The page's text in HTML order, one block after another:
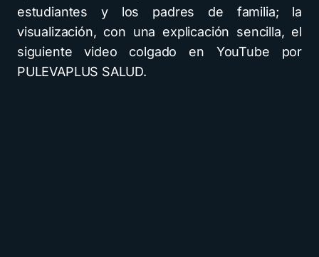
estudiantes y los padres de familia; la
visualización, con una explicación sencilla, el
siguiente video colgado en YouTube por
PULEVAPLUS SALUD.